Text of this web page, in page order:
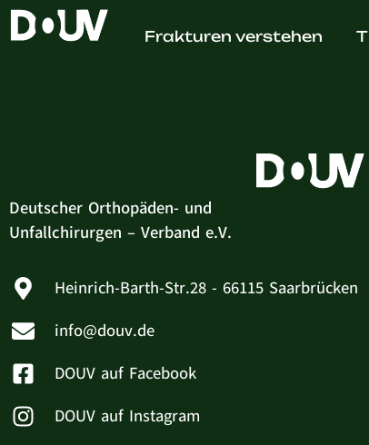
Frakturen verstehen
MVZ
Deutscher Orthopäden- und
Unfallchirurgen – Verband e.V.
Heinrich-Barth-Str.28 - 66115 Saarbrücken
info@douv.de
DOUV auf Facebook
DOUV auf Instagram